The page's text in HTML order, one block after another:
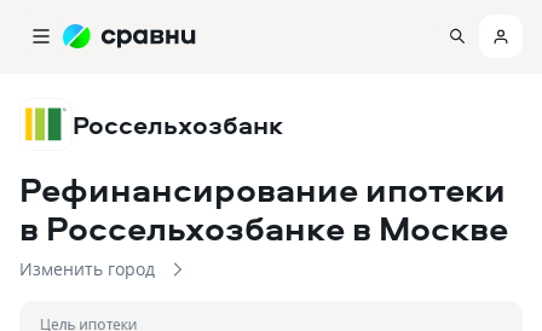
Россельхозбанк
Рефинансирование ипотеки
в Россельхозбанке в Москве
Изменить город
Цель ипотеки